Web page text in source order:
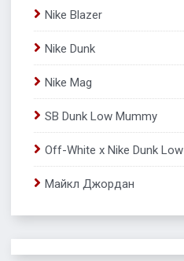
Nike Blazer
Nike Dunk
Nike Mag
SB Dunk Low Mummy
Off-White x Nike Dunk Low
Майкл Джордан